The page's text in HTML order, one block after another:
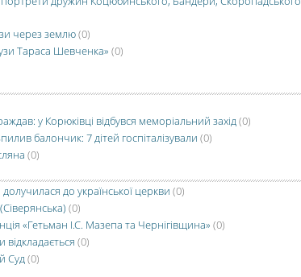
через землю(0)
Тараса Шевченка» (0)
у Корюківці відбувся меморіальний захід(0)
балончик: 7 дітей госпіталізували (0)
(0)
до української церкви (0)
(0)
«Гетьман І.С. Мазепа та Чернігівщина» (0)
відкладається (0)
Суд(0)